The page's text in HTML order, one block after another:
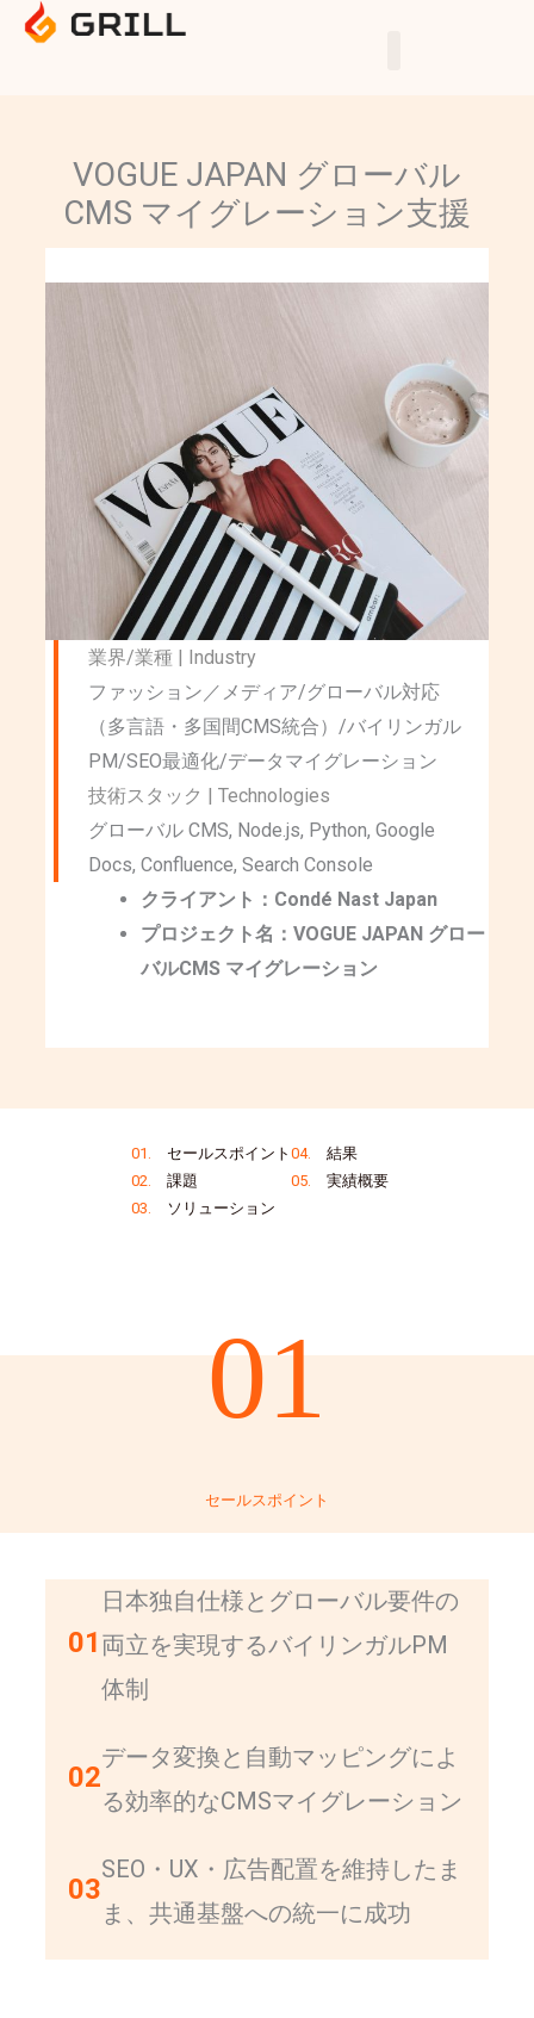
VOGUE JAPAN グローバル
CMS マイグレーション支援
業界/業種 | Industry
ファッション／メディア/グローバル対応
（多言語・多国間CMS統合）/バイリンガル
PM/SEO最適化/データマイグレーション
技術スタック | Technologies
グローバル CMS, Node.js, Python, Google
Docs, Confluence, Search Console
クライアント：Condé Nast Japan
プロジェクト名：VOGUE JAPAN グロー
バルCMS マイグレーション
01. セールスポイント
02. 課題
03.
ソリューション
04. 結果
05. 実績概要
01
セールスポイント
01
日本独自仕様とグローバル要件の
両立を実現するバイリンガルPM
体制
02
データ変換と自動マッピングによ
る効率的なCMSマイグレーション
03
SEO・UX・広告配置を維持したま
ま、共通基盤への統一に成功